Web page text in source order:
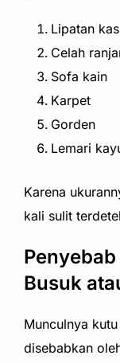
Lipatan
Celah
Sofa kain
Karpet
Gorden
Lemari
Karena
kali sulit
Busuk
Munculnya
disebabkan